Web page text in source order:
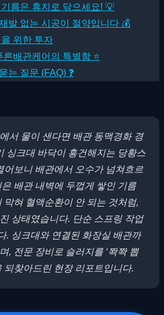
름은 휴지로 닦으세요! 💡
발 없는 시공이 절약입니다 💰
위한 투자
배관케어의 특별함 ⭐
는 질문 (FAQ) ❓
서 물이 샌다면 배관 동맥경화 경
싱크대 바닥이 흥건해지는 당황스
어보니 배관에서 오수가 넘쳐흐르
은 배관 내벽에 두껍게 쌓인 기름
막혀 혈액순환이 안 되는 것처럼,
상태였습니다. 단순 스프링 작업
. 싱크대와 연결된 화장실 배관까
, 전문 장비로 슬러지를 ‘쫙쫙 뽑
되찾아드린 현장 리포트입니다.